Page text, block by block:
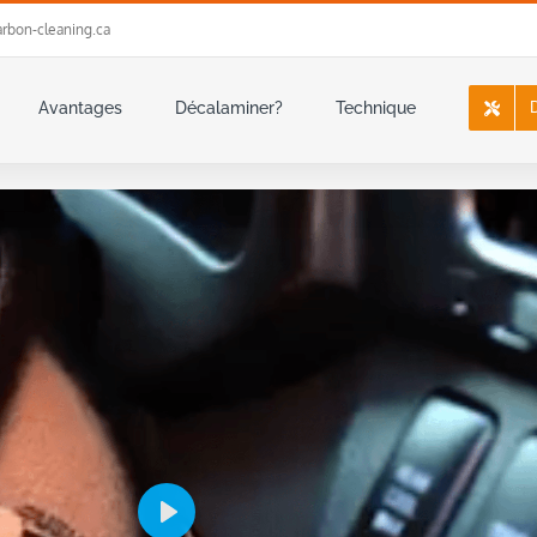
cleaning.ca
Avantages Décalaminer? Technique